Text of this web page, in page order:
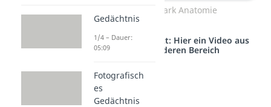
Rückenmark Anatomie
Studyflix vernetzt: Hier ein Video aus
einem anderen Bereich
Gedächtnis
1/4 – Dauer:
05:09
Fotografisch
es
Gedächtnis